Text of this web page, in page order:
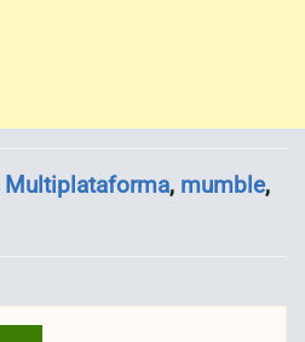
Multiplataforma, mumble,